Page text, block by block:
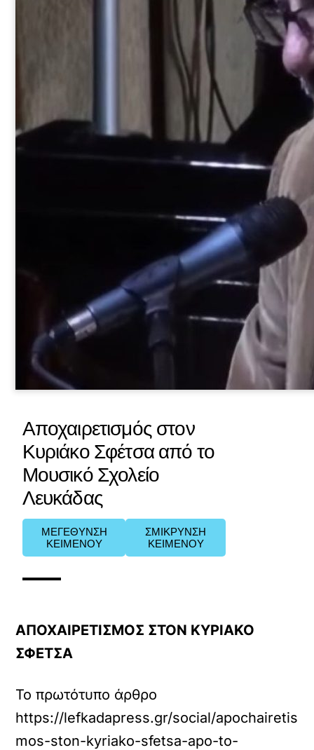
Αποχαιρετισμός στον
Κυριάκο Σφέτσα από το
Μουσικό Σχολείο
Λευκάδας
ΜΕΓΕΘΥΝΣΗ
ΚΕΙΜΕΝΟΥ
ΣΜΙΚΡΥΝΣΗ
ΚΕΙΜΕΝΟΥ
ΑΠΟΧΑΙΡΕΤΙΣΜΟΣ ΣΤΟΝ ΚΥΡΙΑΚΟ
ΣΦΕΤΣΑ
Το πρωτότυπο άρθρο
https://lefkadapress.gr/social/apochairetis
mos-ston-kyriako-sfetsa-apo-to-